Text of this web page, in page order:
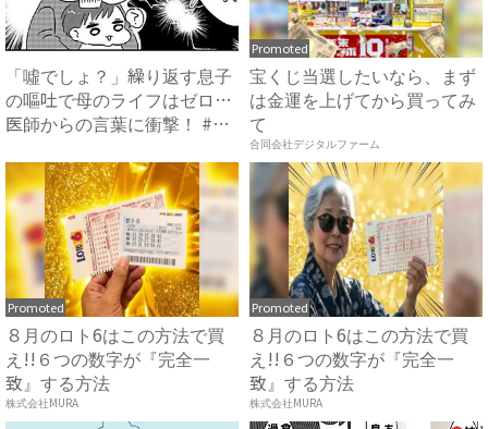
「噓でしょ？」繰り返す息子
の嘔吐で母のライフはゼロ…
医師からの言葉に衝撃！ #
Promoted
宝くじ当選したいなら、まず
は金運を上げてから買ってみ
て
合同会社デジタルファーム
Promoted
８月のロト6はこの方法で買
え!!６つの数字が『完全一
致』する方法
株式会社MURA
Promoted
８月のロト6はこの方法で買
え!!６つの数字が『完全一
致』する方法
株式会社MURA